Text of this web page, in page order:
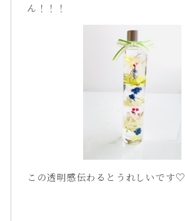
ん！！！
この透明感伝わるとうれしいです♡